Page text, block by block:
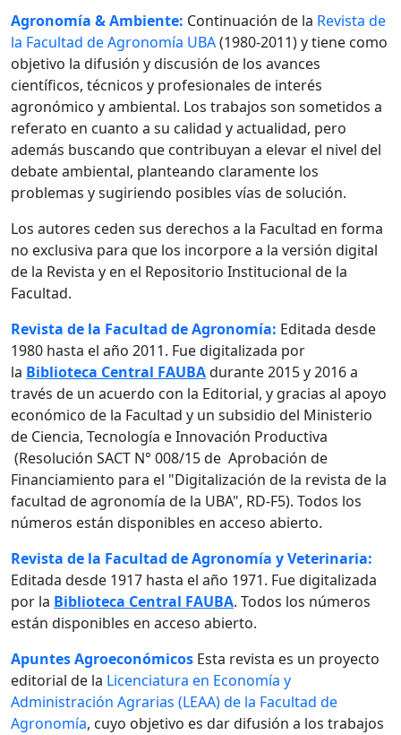
Agronomía & Ambiente: Continuación de la Revista de
la Facultad de Agronomía UBA(1980-2011) y tiene como
objetivo la difusión y discusión de los avances
científicos, técnicos y profesionales de interés
agronómico y ambiental. Los trabajos son sometidos a
referato en cuanto a su calidad y actualidad, pero
además buscando que contribuyan a elevar el nivel del
debate ambiental, planteando claramente los
problemas y sugiriendo posibles vías de solución.
Los autores ceden sus derechos a la Facultad en forma
no exclusiva para que los incorpore a la versión digital
de la Revista y en el Repositorio Institucional de la
Facultad.
Revista de la Facultad de Agronomía: Editada desde
1980 hasta el año 2011. Fue digitalizada por
la Biblioteca Central FAUBAdurante 2015 y 2016 a
través de un acuerdo con la Editorial, y gracias al apoyo
económico de la Facultad y un subsidio del Ministerio
de Ciencia, Tecnología e Innovación Productiva
(Resolución SACT N° 008/15 de Aprobación de
Financiamiento para el "Digitalización de la revista de la
facultad de agronomía de la UBA", RD-F5). Todos los
números están disponibles en acceso abierto.
Revista de la Facultad de Agronomía y Veterinaria:
Editada desde 1917 hasta el año 1971. Fue digitalizada
por la Biblioteca Central FAUBA. Todos los números
están disponibles en acceso abierto.
Apuntes Agroeconómicos Esta revista es un proyecto
editorial de la Licenciatura en Economía y
Administración Agrarias (LEAA) de la Facultad de
Agronomía, cuyo objetivo es dar difusión a los trabajos